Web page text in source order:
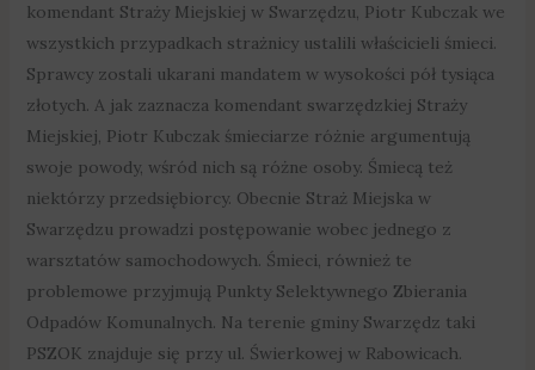
komendant Straży Miejskiej w Swarzędzu, Piotr Kubczak we
wszystkich przypadkach strażnicy ustalili właścicieli śmieci.
Sprawcy zostali ukarani mandatem w wysokości pół tysiąca
złotych. A jak zaznacza komendant swarzędzkiej Straży
Miejskiej, Piotr Kubczak śmieciarze różnie argumentują
swoje powody, wśród nich są różne osoby. Śmiecą też
niektórzy przedsiębiorcy. Obecnie Straż Miejska w
Swarzędzu prowadzi postępowanie wobec jednego z
warsztatów samochodowych. Śmieci, również te
problemowe przyjmują Punkty Selektywnego Zbierania
Odpadów Komunalnych. Na terenie gminy Swarzędz taki
PSZOK znajduje się przy ul. Świerkowej w Rabowicach.